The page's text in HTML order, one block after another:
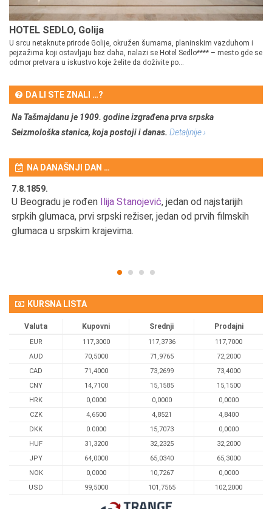
HOTEL SEDLO, Golija
U srcu netaknute prirode Golije, okružen šumama, planinskim vazduhom i
pejzažima koji ostavljaju bez daha, nalazi se Hotel Sedlo**** – mesto gde se
odmor pretvara u iskustvo koje želite da doživite po...
DA LI STE ZNALI …?
Na Tašmajdanu je 1909. godine izgrađena prva srpska
Seizmološka stanica, koja postoji i danas. Detaljnije ›
NA DANAŠNJI DAN …
7.8.1859.
U Beogradu je rođen Ilija Stanojević, jedan od najstarijih
srpkih glumaca, prvi srpski režiser, jedan od prvih filmskih
glumaca u srpskim krajevima.
KURSNA LISTA
Valuta Kupovni Srednji Prodajni
EUR 117,3000 117,3736
117,7000
AUD
70,5000 71,9765
72,2000
CAD
71,4000 73,2699
73,4000
CNY
14,7100 15,1585
15,1500
HRK
0,0000 0,0000
0,0000
CZK
4,6500 4,8521
4,8400
DKK
0.0000 15,7073
0,0000
HUF
31,3200 32,2325
32,2000
JPY
64,0000 65,0340
65,3000
NOK
0,0000 10,7267
0,0000
USD
99,5000 101,7565 102,2000